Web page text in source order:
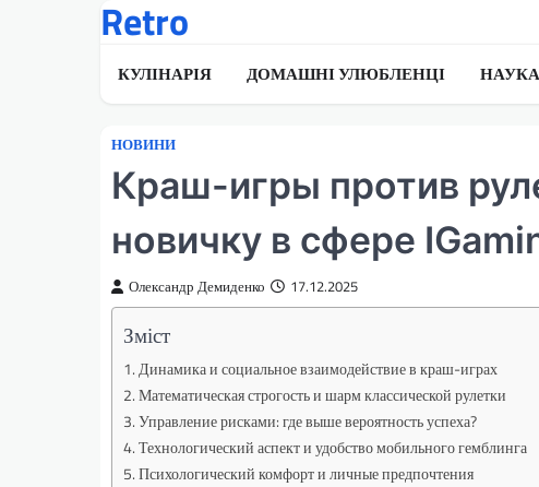
Retro
КУЛІНАРІЯ ДОМАШНІ УЛЮБЛЕНЦІ
НОВИНИ
Краш-игры против
новичку в сфере
Олександр Демиденко 17.12.2025
Зміст
Динамика и социальное взаимодействие в краш-играх
Математическая строгость и шарм классической рулетки
Управление рисками: где выше вероятность успеха?
Технологический аспект и удобство мобильного гемблинга
Психологический комфорт и личные предпочтения